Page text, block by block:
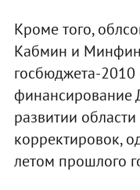
Кроме того,
Кабмин и Минфин
госбюджета-2010
финансирование
развитии
корректировок,
летом прошлого